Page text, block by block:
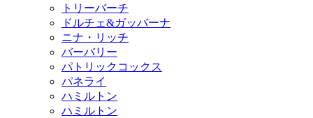
トリーバーチ
ドルチェ&ガッバーナ
ニナ・リッチ
バーバリー
パトリックコックス
パネライ
ハミルトン
ハミルトン